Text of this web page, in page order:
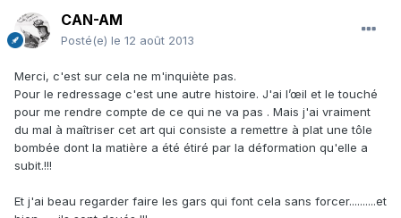
CAN-AM
Posté(e) le 12 août 2013
Merci, c'est sur cela ne m'inquiète pas.
Pour le redressage c'est une autre histoire. J'ai l’œil et le touché
pour me rendre compte de ce qui ne va pas . Mais j'ai vraiment
du mal à maîtriser cet art qui consiste a remettre à plat une tôle
bombée dont la matière a été étiré par la déformation qu'elle a
subit.!!!
Et j'ai beau regarder faire les gars qui font cela sans forcer..........et